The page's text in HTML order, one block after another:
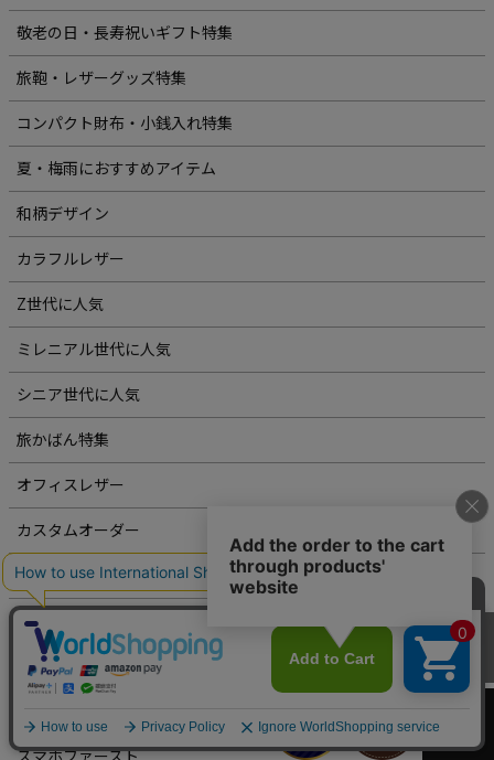
敬老の日・長寿祝いギフト特集
旅鞄・レザーグッズ特集
コンパクト財布・小銭入れ特集
夏・梅雨におすすめアイテム
和柄デザイン
カラフルレザー
Z世代に人気
ミレニアル世代に人気
シニア世代に人気
旅かばん特集
オフィスレザー
カスタムオーダー
革を知る
運気を上げる財布
メディア掲載アイテム カートへ